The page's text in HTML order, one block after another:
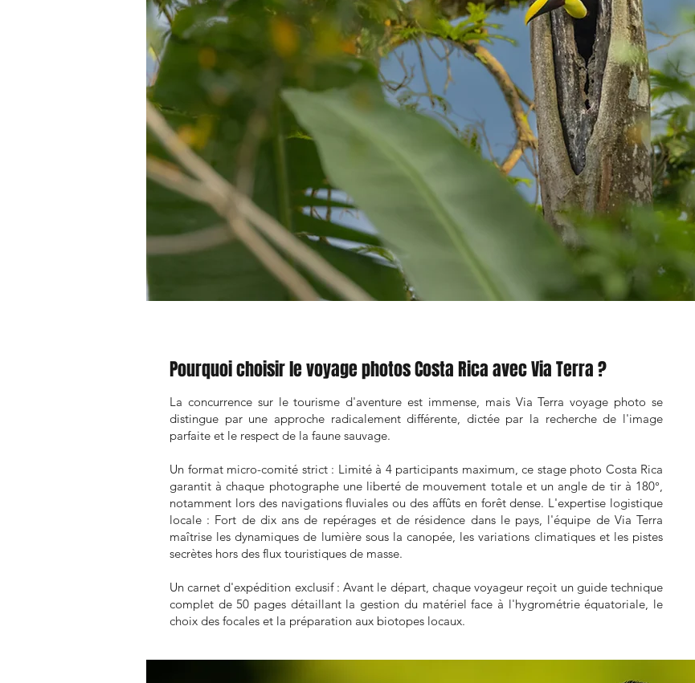
Pourquoi choisir le voyage photos Costa Rica avec Via Terra ?
La concurrence sur le tourisme d'aventure est immense, mais Via Terra voyage photo se
distingue par une approche radicalement différente, dictée par la recherche de l'image
parfaite et le respect de la faune sauvage.
Un format micro-comité strict : Limité à 4 participants maximum, ce stage photo Costa Rica
garantit à chaque photographe une liberté de mouvement totale et un angle de tir à 180°,
notamment lors des navigations fluviales ou des affûts en forêt dense. L'expertise logistique
locale : Fort de dix ans de repérages et de résidence dans le pays, l'équipe de Via Terra
maîtrise les dynamiques de lumière sous la canopée, les variations climatiques et les pistes
secrètes hors des flux touristiques de masse.
Un carnet d'expédition exclusif : Avant le départ, chaque voyageur reçoit un guide technique
complet de 50 pages détaillant la gestion du matériel face à l'hygrométrie équatoriale, le
choix des focales et la préparation aux biotopes locaux.